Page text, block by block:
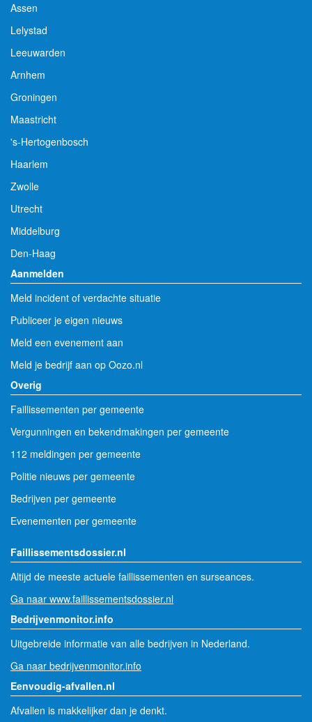
Assen
Lelystad
Leeuwarden
Arnhem
Groningen
Maastricht
's-Hertogenbosch
Haarlem
Zwolle
Utrecht
Middelburg
Den-Haag
Aanmelden
Meld incident of verdachte situatie
Publiceer je eigen nieuws
Meld een evenement aan
Meld je bedrijf aan op Oozo.nl
Overig
Faillissementen per gemeente
Vergunningen en bekendmakingen per gemeente
112 meldingen per gemeente
Politie nieuws per gemeente
Bedrijven per gemeente
Evenementen per gemeente
Faillissementsdossier.nl
Altijd de meeste actuele faillissementen en surseances.
Ga naar www.faillissementsdossier.nl
Bedrijvenmonitor.info
Uitgebreide informatie van alle bedrijven in Nederland.
Ga naar bedrijvenmonitor.info
Eenvoudig-afvallen.nl
Afvallen is makkelijker dan je denkt.